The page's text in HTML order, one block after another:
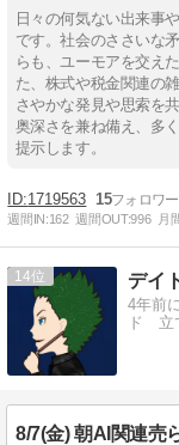
日々の何気ない出来事
です。社会のささいな
らも、ユーモアを交え
た、株式や税金関連の
さやかな発見や思索を
奥深さを兼ね備え、多
提示します。
1719563 15
週間IN:162 週間OUT:996 月
14 デイ
4年前
ド 立
8/7(金) 朝AI関連売